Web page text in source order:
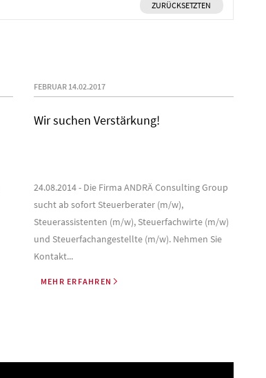
FEBRUAR 14.02.2017
Wir suchen Verstärkung!
24.08.2014 - Die Firma ANDRÄ Consulting Group
sucht ab sofort Steuerberater (m/w),
Steuerassistenten (m/w), Steuerfachwirte (m/w)
und Steuerfachangestellte (m/w). Nehmen Sie
Kontakt...
MEHR ERFAHREN